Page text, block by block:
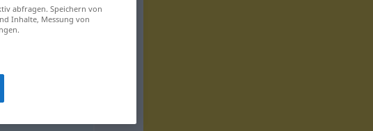
abfragen. Speichern von
Inhalte, Messung von